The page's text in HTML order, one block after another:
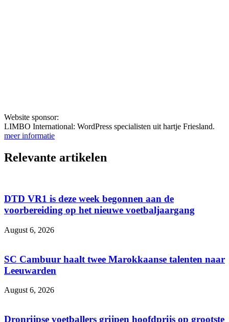
Website sponsor:
LIMBO International: WordPress specialisten uit hartje Friesland.
meer informatie
Relevante artikelen
DTD VR1 is deze week begonnen aan de
voorbereiding op het nieuwe voetbaljaargang
August 6, 2026
SC Cambuur haalt twee Marokkaanse talenten naar
Leeuwarden
August 6, 2026
Dronrijpse voetballers grijpen hoofdprijs op grootste